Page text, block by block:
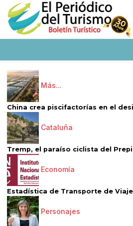
Más...
China crea piscifactorías en el
Cataluña
Tremp, el paraíso ciclista del
Economía
Estadística de Transporte de
Personajes